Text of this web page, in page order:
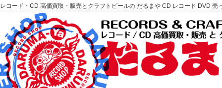
レコード・CD 高価買取・販売とクラフトビールの だるまや CD レコード DVD
レコード高価買取はこちら
HOME